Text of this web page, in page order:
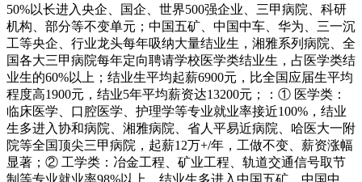
50%以长进入央企、国企、世界500强企业、三甲病院、科研
机构、部分等不变单元；中国五矿、中国中车、华为、三一沉
工等央企、行业龙头每年吸纳大量结业生，湘雅系列病院、全
国各大三甲病院每年定向聘请学校医学类结业生，占医学类结
业生的60%以上；结业生平均起薪6900元，比全国应届生平均
程度高1900元，结业5年平均薪资达13200元；：① 医学类：
临床医学、口腔医学、护理学等专业就业率接近100%，结业
生多进入协和病院、湘雅病院、省人平易近病院、哈医大一附
院等全国顶尖三甲病院，起薪12万+/年，工做不变、薪资涨幅
显著；② 工学类：冶金工程、矿业工程、轨道交通信号取节
制等专业就业率98%以上，结业生多进入中国五矿、中国中